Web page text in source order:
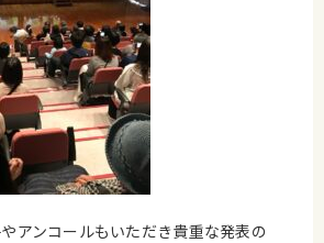
アンコールもいただき貴重な発表の